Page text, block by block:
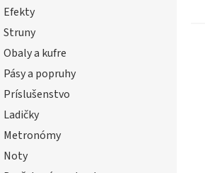
Efekty
Struny
Obaly a kufre
Pásy a popruhy
Príslušenstvo
Ladičky
Metronómy
Noty